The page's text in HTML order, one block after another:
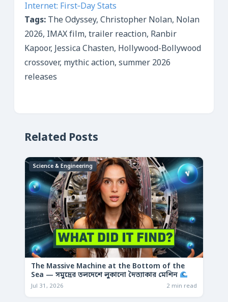
Internet: First‑Day Stats
Tags: The Odyssey, Christopher Nolan, Nolan
2026, IMAX film, trailer reaction, Ranbir
Kapoor, Jessica Chasten, Hollywood-Bollywood
crossover, mythic action, summer 2026
releases
Related Posts
Science & Engineering
The Massive Machine at the Bottom of the
Sea — সমুদ্রের তলদেশে লুকানো দৈত্যাকার মেশিন
Jul 31, 2026 2 min read